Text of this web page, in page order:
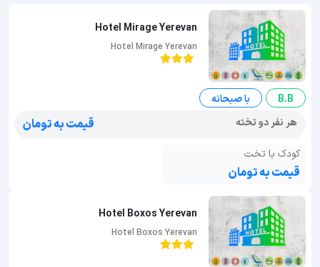
Hotel Mirage Yerevan
Hotel Mirage Yerevan
B.B
با صبحانه
هر نفر دو تخته
قیمت به تومان
کودک با تخت
قیمت به تومان
Hotel Boxos Yerevan
Hotel Boxos Yerevan